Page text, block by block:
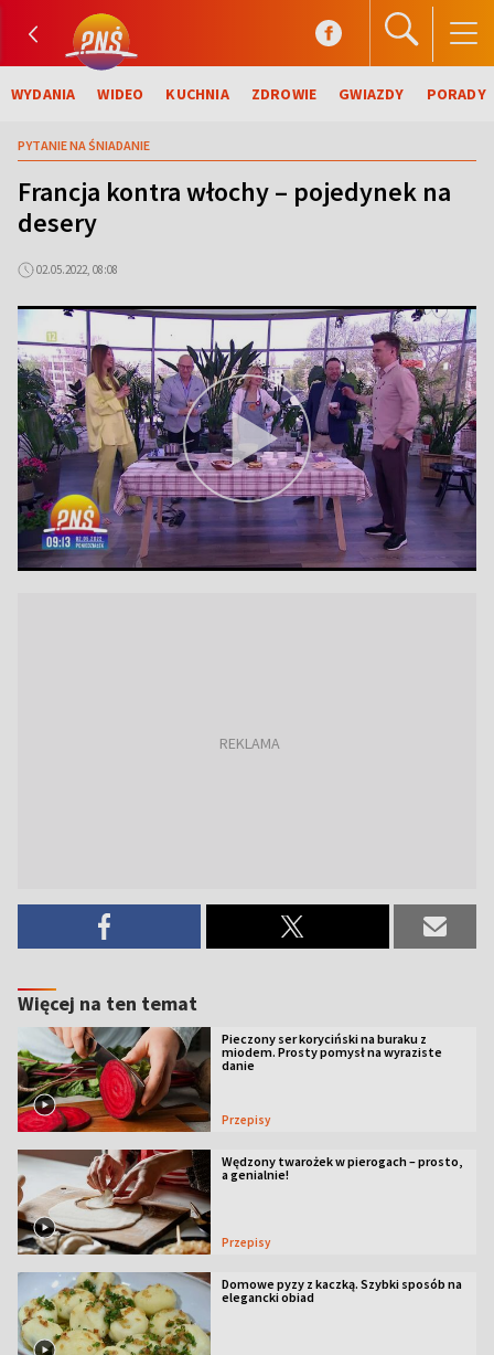
WYDANIA WIDEO KUCHNIA ZDROWIE GWIAZDY PORADY
PYTANIE NA ŚNIADANIE
Francja kontra włochy – pojedynek na
desery
02.05.2022, 08:08
Więcej na ten temat
Pieczony ser koryciński na buraku z
miodem. Prosty pomysł na wyraziste
danie
Przepisy
Wędzony twarożek w pierogach – prosto,
a genialnie!
Przepisy
Domowe pyzy z kaczką. Szybki sposób na
elegancki obiad